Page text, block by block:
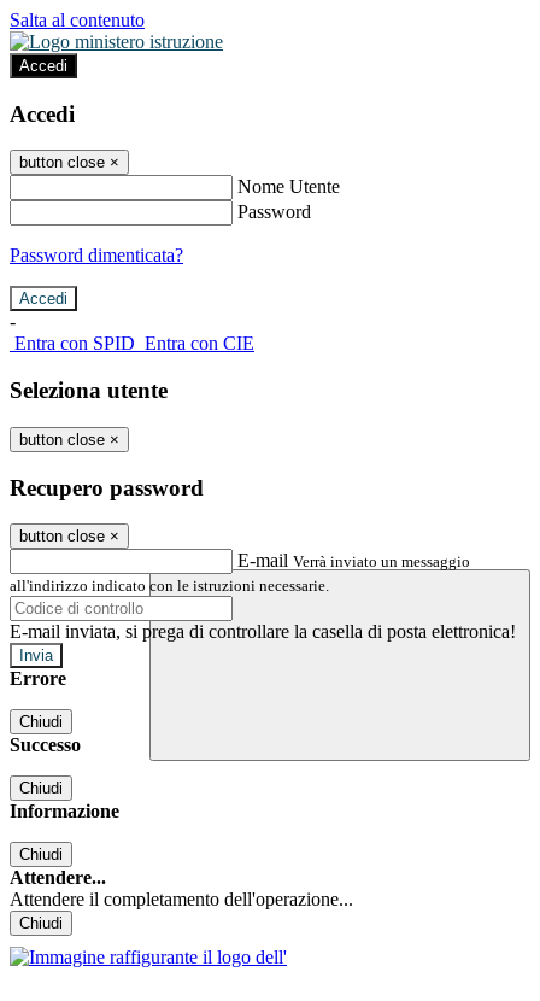
Salta al contenuto
Accedi
Accedi
button close ×
Nome Utente
Password
Password dimenticata?
-
Entra con SPID Entra con CIE
Seleziona utente
button close ×
Recupero password
button close ×
E-mail Verrà inviato un messaggio
all'indirizzo indicato con le istruzioni necessarie.
E-mail inviata, si prega di controllare la casella di posta elettronica!
Errore
Chiudi
Successo
Chiudi
Informazione
Chiudi
Attendere...
Attendere il completamento dell'operazione...
Chiudi